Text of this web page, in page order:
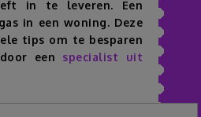
in te leveren. Een
in een woning. Deze
tips om te besparen
een specialist uit